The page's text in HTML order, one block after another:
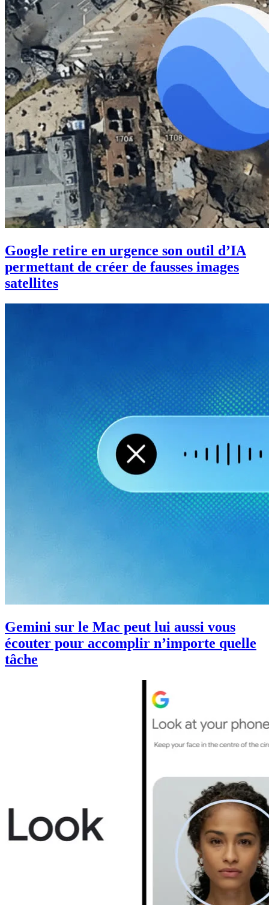
Google retire en urgence son outil d’IA
permettant de créer de fausses images
satellites
Gemini sur le Mac peut lui aussi vous
écouter pour accomplir n’importe quelle
tâche